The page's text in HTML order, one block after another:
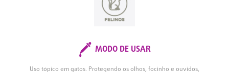
MODO DE USAR
Uso tópico em gatos. Protegendo os olhos, focinho e ouvidos,